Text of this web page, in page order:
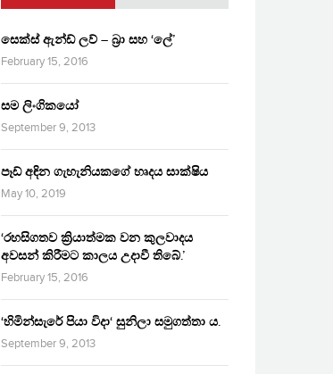
සෙක්ස් ඇන්ඩ් ලව් – බ්‍රා සහ ‘ලේ’
February 15, 2016
සම ලිංගිකයෝ
September 9, 2013
පෑඩ් අඳින ගැහැනියකගේ හෘදය සාක්ෂිය
May 10, 2019
‘රහසිගතව ක්‍රියාත්මක වන කුලවාදය
අවසන් කිරීමට කාලය උදාවී තිබේ.’
February 15, 2016
‘හිමින්සැරේ පියා විදා‘ සුනිලා සමුගත්තා ය.
September 9, 2013